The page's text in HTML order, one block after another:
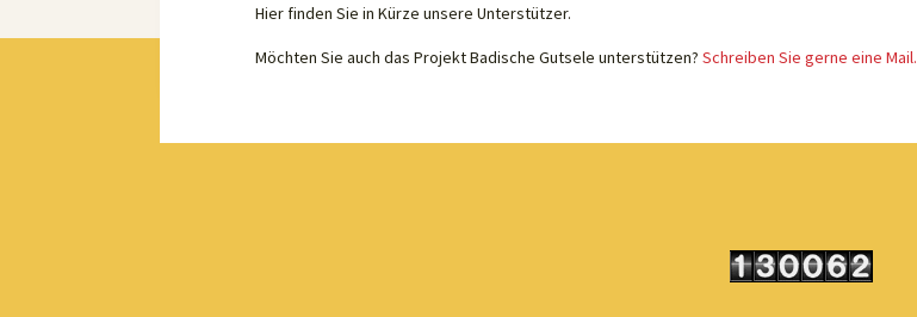
Hier finden Sie in Kürze unsere Unterstützer.
Möchten Sie auch das Projekt Badische Gutsele unterstützen?Schreiben Sie gerne eine Mail.